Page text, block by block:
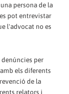
persona de la
pot entrevistar
l'advocat no es
per
els diferents
de la
relators i